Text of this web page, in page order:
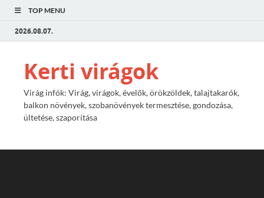
TOP MENU
2026.08.07.
Kerti virágok
Virág infók: Virág, virágok, évelők, örökzöldek, talajtakarók,
balkon növények, szobanövények termesztése, gondozása,
ültetése, szaporítása